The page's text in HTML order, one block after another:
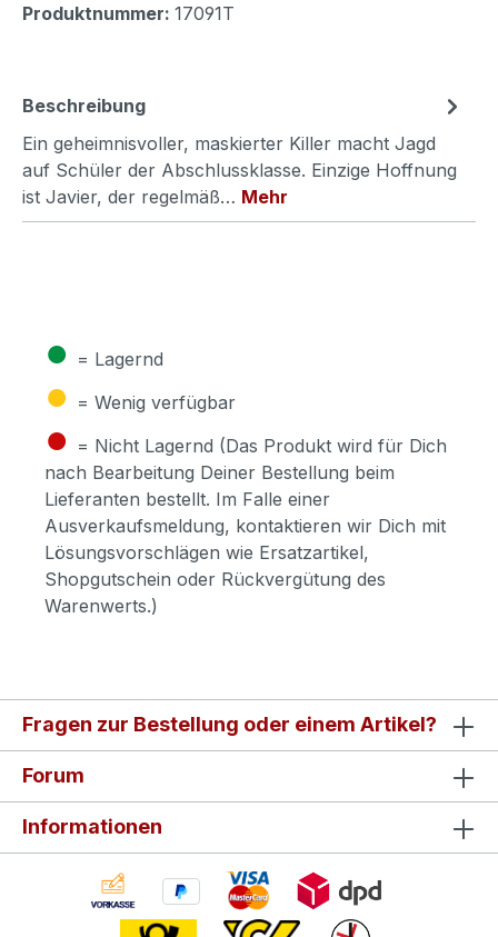
Produktnummer: 17091T
Beschreibung
Ein geheimnisvoller, maskierter Killer macht Jagd
auf Schüler der Abschlussklasse. Einzige Hoffnung
ist Javier, der regelmäß… Mehr
● = Lagernd
● = Wenig verfügbar
● = Nicht Lagernd (Das Produkt wird für Dich
nach Bearbeitung Deiner Bestellung beim
Lieferanten bestellt. Im Falle einer
Ausverkaufsmeldung, kontaktieren wir Dich mit
Lösungsvorschlägen wie Ersatzartikel,
Shopgutschein oder Rückvergütung des
Warenwerts.)
Fragen zur Bestellung oder einem Artikel?
Forum
Informationen